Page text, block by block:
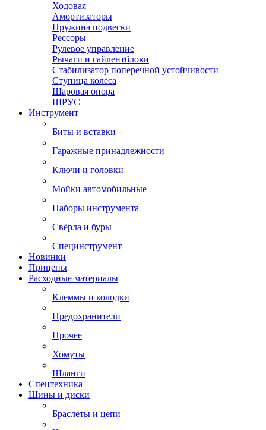
Ходовая
Амортизаторы
Пружина подвески
Рессоры
Рулевое управление
Рычаги и сайлентблоки
Стабилизатор поперечной устойчивости
Ступица колеса
Шаровая опора
ШРУС
Инструмент
Биты и вставки
Гаражные принадлежности
Ключи и головки
Мойки автомобильные
Наборы инструмента
Свёрла и буры
Специнструмент
Новинки
Прицепы
Расходные материалы
Клеммы и колодки
Предохранители
Прочее
Хомуты
Шланги
Спецтехника
Шины и диски
Браслеты и цепи